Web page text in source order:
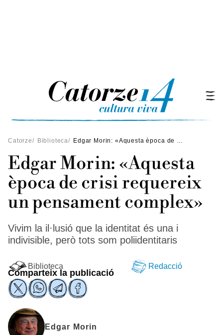
Catorze/ Biblioteca/ Edgar Morin: «Aquesta època de crisi requereix un pensament complex»
Edgar Morin: «Aquesta
època de crisi requereix
un pensament complex»
Vivim la il·lusió que la identitat és una i
indivisible, però tots som poliidentitaris
Biblioteca Redacció
Comparteix la publicació
Edgar Morin